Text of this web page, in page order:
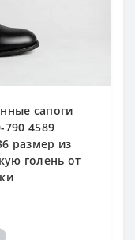
сапоги
4589
размер из
голень от